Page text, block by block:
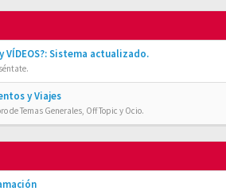
VÍDEOS?: Sistema actualizado.
y Viajes
de Temas Generales, Off Topic y Ocio.